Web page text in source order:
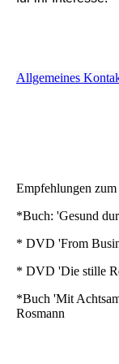
Allgemeines
Empfehlungen zum
*Buch: 'Gesund
* DVD 'From
* DVD 'Die stille
*Buch 'Mit
Rosmann